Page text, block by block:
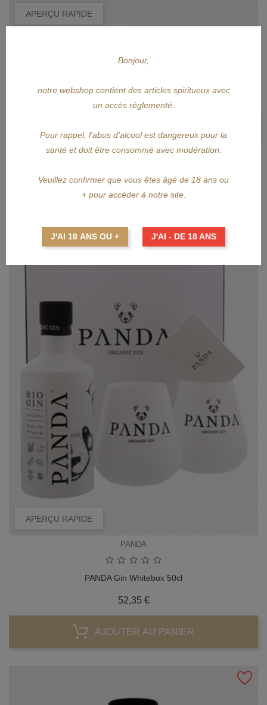
APERÇU RAPIDE
61,00 €Prix
APERÇU RAPIDE
PANDA
PANDA Gin Whitebox 50cl
52,35 €Prix
AJOUTER AU PANIER
Bonjour,
notre webshop contient des articles spiritueux avec
un accès réglementé.
Pour rappel, l'abus d’alcool est dangereux pour la
santé et doit être consommé avec modération.
Veuillez confirmer que vous êtes âgé de 18 ans ou
+ pour accéder à notre site.
J'AI 18 ANS OU + J'AI - DE 18 ANS